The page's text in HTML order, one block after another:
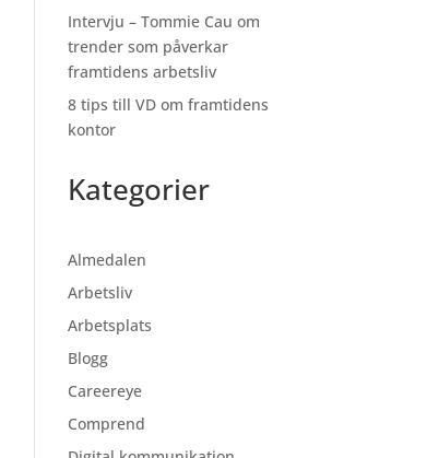
Intervju – Tommie Cau om
trender som påverkar
framtidens arbetsliv
8 tips till VD om framtidens
kontor
Kategorier
Almedalen
Arbetsliv
Arbetsplats
Blogg
Careereye
Comprend